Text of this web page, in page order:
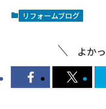
リフォームブログ
よか